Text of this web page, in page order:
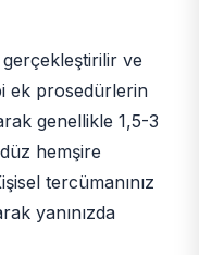
ve
ek prosedürlerin
genellikle 1,5-3
hemşire
tercümanınız
yanınızda